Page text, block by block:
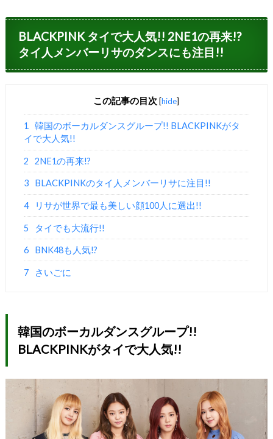
BLACKPINK タイで大人気!! 2NE1の再来!?
タイ人メンバーリサのダンスにも注目!!
この記事の目次 [hide]
1
韓国のボーカルダンスグループ!! BLACKPINKがタ
イで大人気!!
2 2NE1の再来!?
3 BLACKPINKのタイ人メンバーリサに注目!!
4 リサが世界で最も美しい顔100人に選出!!
5 タイでも大流行!!
6 BNK48も人気!?
7 さいごに
韓国のボーカルダンスグループ!!
BLACKPINKがタイで大人気!!